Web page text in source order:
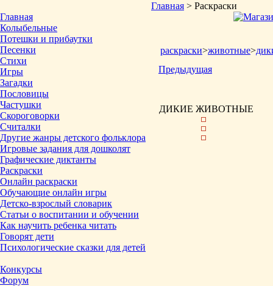
Главная
Колыбельные
Потешки и прибаутки
Песенки
Стихи
Игры
Загадки
Пословицы
Частушки
Скороговорки
Считалки
Другие жанры детского фольклора
Игровые задания для дошколят
Графические диктанты
Раскраски
Онлайн раскраски
Обучающие онлайн игры
Детско-взрослый словарик
Статьи о воспитании и обучении
Как научить ребенка читать
Говорят дети
Психологические сказки для детей
Конкурсы
Форум
Главная > Раскраски
раскраски>животные>
Предыдущая
ДИКИЕ ЖИВОТНЫЕ